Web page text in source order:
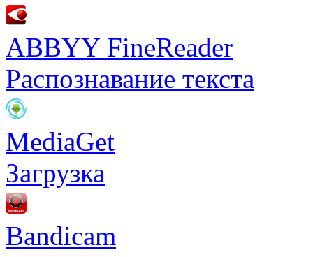
ABBYY FineReader
Распознавание текста
MediaGet
Загрузка
Bandicam